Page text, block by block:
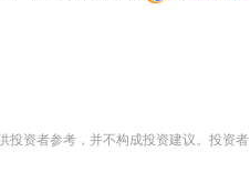
投资者参考，并不构成投资建议。投资者